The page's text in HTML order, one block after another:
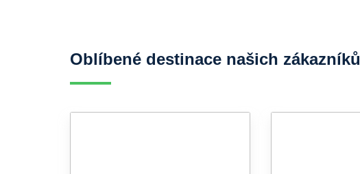
Oblíbené destinace našich zákazníků